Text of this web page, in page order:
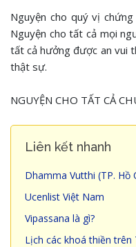
Nguyện cho quý vị
Nguyện cho tất cả mọi
tất cả hưởng được an vui
thật sự.
NGUYỆN CHO TẤT CẢ
Liên kết nhanh
Dhamma Vutthi (TP. Hồ
Ucenlist Việt Nam
Vipassana là gì?
Lịch các khoá thiền trên